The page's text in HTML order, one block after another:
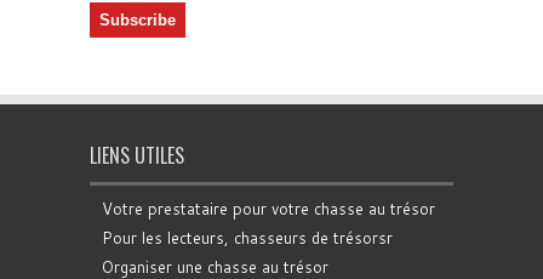
LIENS UTILES
Votre prestataire pour votre chasse au trésor
Pour les lecteurs, chasseurs de trésorsr
Organiser une chasse au trésor